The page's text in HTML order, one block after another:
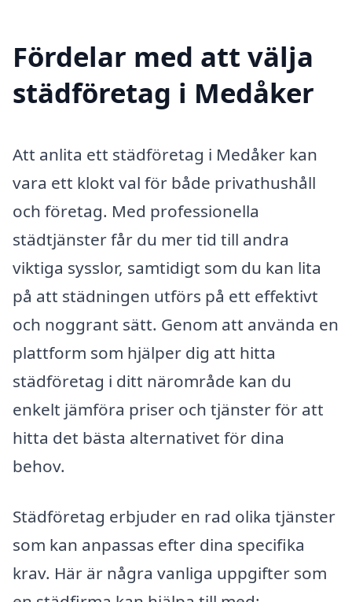
Fördelar med att välja
städföretag i Medåker
Att anlita ett städföretag i Medåker kan
vara ett klokt val för både privathushåll
och företag. Med professionella
städtjänster får du mer tid till andra
viktiga sysslor, samtidigt som du kan lita
på att städningen utförs på ett effektivt
och noggrant sätt. Genom att använda en
plattform som hjälper dig att hitta
städföretag i ditt närområde kan du
enkelt jämföra priser och tjänster för att
hitta det bästa alternativet för dina
behov.
Städföretag erbjuder en rad olika tjänster
som kan anpassas efter dina specifika
krav. Här är några vanliga uppgifter som